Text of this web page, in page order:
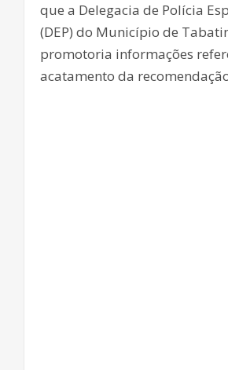
que a Delegacia de Polícia
(DEP) do Município de
promotoria informações
acatamento da